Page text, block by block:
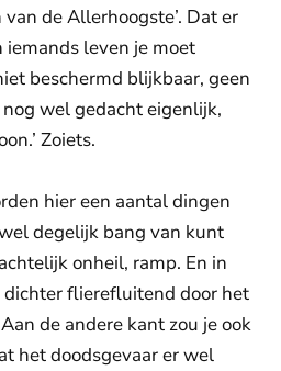
de Allerhoogste’. Dat er
iemands leven je moet
beschermd blijkbaar, geen
wel gedacht eigenlijk,
Zoiets.
hier een aantal dingen
degelijk bang van kunt
onheil, ramp. En in
flierefluitend door het
de andere kant zou je ook
het doodsgevaar er wel